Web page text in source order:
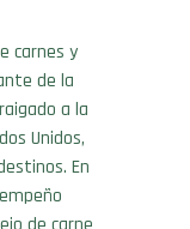
y
de la
a la
Unidos,
En
de carne